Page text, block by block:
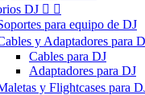
DJ  
para equipo de DJ
y Adaptadores para
Cables para DJ
Adaptadores para DJ
y Flightcases para